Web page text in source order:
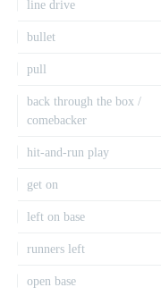
line drive
bullet
pull
back through the box /
comebacker
hit-and-run play
get on
left on base
runners left
open base